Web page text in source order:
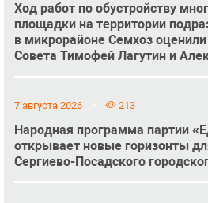
Ход работ по обустройству
площадки на территории
в микрорайоне Семхоз
Совета Тимофей Лагутин и
7 августа 2026 213
Народная программа партии
открывает новые горизонты
Сергиево-Посадского